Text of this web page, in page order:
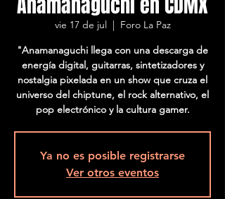
vie 17 de jul
  |
Foro La Paz
"Anamanaguchi llega con una descarga de
energía digital, guitarras, sintetizadores y
nostalgia pixelada en un show que cruza el
universo del chiptune, el rock alternativo, el
pop electrónico y la cultura gamer.
Ya no es posible registrarse
Ver otros eventos